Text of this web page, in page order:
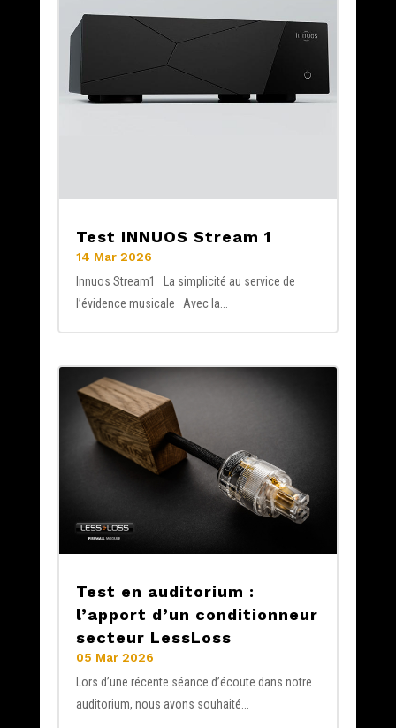
Test INNUOS Stream 1
14 Mar 2026
Innuos Stream1 La simplicité au service de
l’évidence musicale Avec la...
Test en auditorium :
l’apport d’un conditionneur
secteur LessLoss
05 Mar 2026
Lors d’une récente séance d’écoute dans notre
auditorium, nous avons souhaité...